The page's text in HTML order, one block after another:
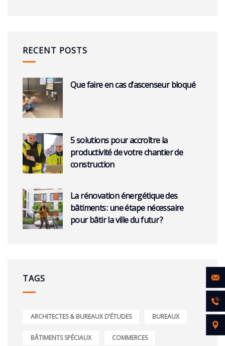
RECENT POSTS
Que faire en cas d’ascenseur bloqué
5 solutions pour accroître la
productivité de votre chantier de
construction
La rénovation énergétique des
bâtiments : une étape nécessaire
pour bâtir la ville du futur ?
TAGS
ARCHITECTES & BUREAUX D’ÉTUDES BUREAUX
BÂTIMENTS SPÉCIAUX COMMERCES